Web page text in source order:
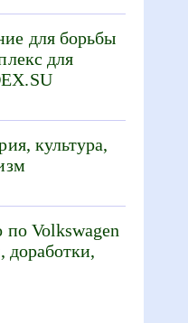
для борьбы
для
культура,
по Volkswagen
доработки,